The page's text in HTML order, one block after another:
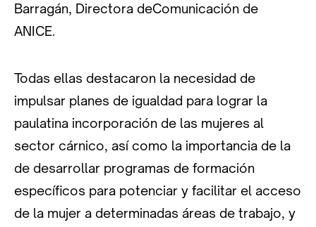
Barragán, Directora deComunicación de
ANICE.
Todas ellas destacaron la necesidad de
impulsar planes de igualdad para lograr la
paulatina incorporación de las mujeres al
sector cárnico, así como la importancia de la
de desarrollar programas de formación
específicos para potenciar y facilitar el acceso
de la mujer a determinadas áreas de trabajo, y